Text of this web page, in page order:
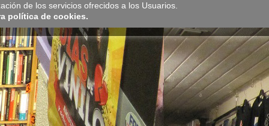
de los servicios ofrecidos a los Usuarios.
política de cookies.